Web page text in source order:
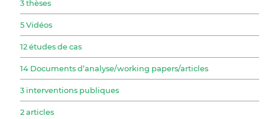
3 thèses
5 Vidéos
12 études de cas
14 Documents d’analyse/working papers/articles
3 interventions publiques
2 articles